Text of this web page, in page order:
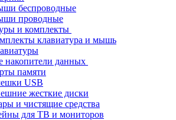
беспроводные
проводные
и комплекты
клавиатура и мышь
накопители данных
памяти
USB
жесткие диски
и чистящие средства
для ТВ и мониторов